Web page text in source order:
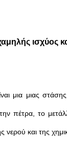
μια μιας
πέτρα, το
και της